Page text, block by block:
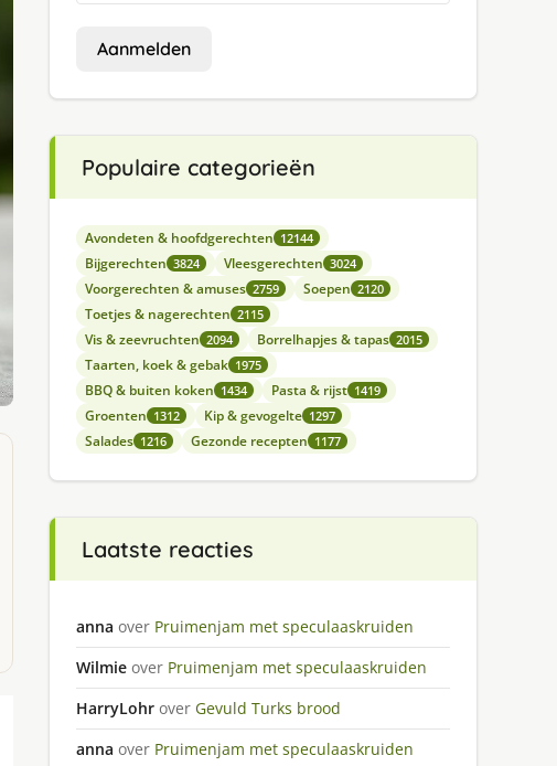
Aanmelden
Populaire categorieën
Avondeten & hoofdgerechten 12144
Bijgerechten 3824 Vleesgerechten 3024
Voorgerechten & amuses 2759 Soepen 2120
Toetjes & nagerechten 2115
Vis & zeevruchten 2094 Borrelhapjes & tapas 2015
Taarten, koek & gebak 1975
BBQ & buiten koken 1434 Pasta & rijst 1419
Groenten 1312 Kip & gevogelte 1297
Salades 1216 Gezonde recepten 1177
Laatste reacties
anna over Pruimenjam met speculaaskruiden
Wilmie over Pruimenjam met speculaaskruiden
HarryLohr over Gevuld Turks brood
anna over Pruimenjam met speculaaskruiden